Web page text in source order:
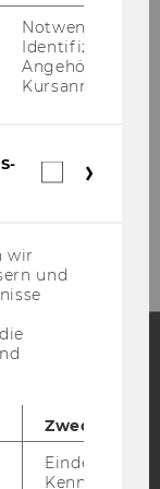
and Busi­
Bluesky
Notwendig zur
Identifizierung
Angehörige/r für
Kursanmeldung.
wir
und
Zweck
Eindeutige